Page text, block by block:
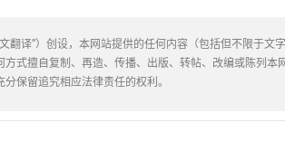
翻译”）创设，本网站提供的任何内容（包括但不限于
式擅自复制、再造、传播、出版、转帖、改编或陈列
保留追究相应法律责任的权利。